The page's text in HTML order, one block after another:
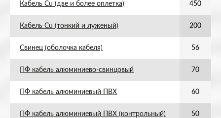
Кабель Cu (две и более оплетка) 450
Кабель Cu (тонкий и луженый) 200
Свинец (оболочка кабеля) 56
ПФ кабель алюминиево-свинцовый 70
ПФ кабель алюминиевый ПВХ 60
ПФ кабель алюминиевый ПВХ (контрольный) 50